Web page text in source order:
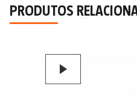
PRODUTOS